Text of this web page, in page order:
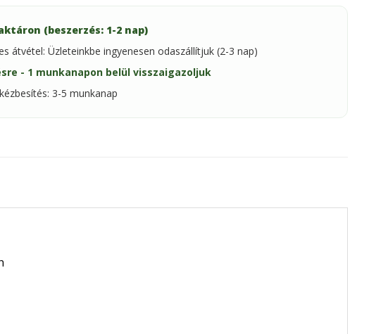
(beszerzés: 1-2 nap)
átvétel: Üzleteinkbe ingyenesen odaszállítjuk (2-3 nap)
- 1 munkanapon belül visszaigazoljuk
3-5 munkanap